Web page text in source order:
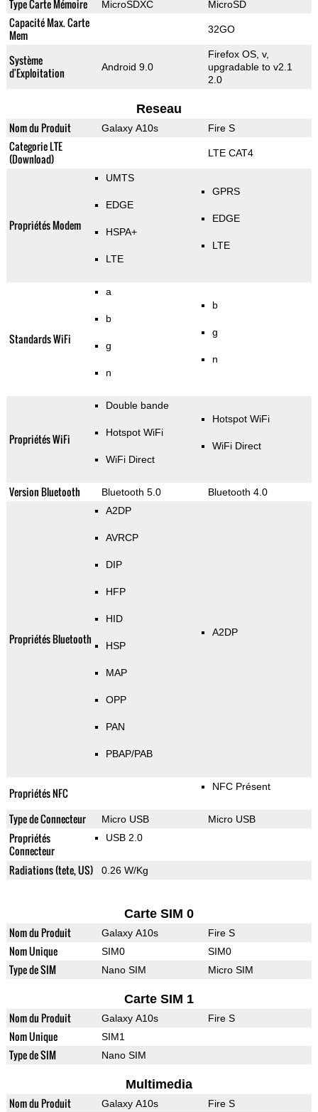
Type Carte Mémoire MicroSDXC MicroSD
Capacité Max. Carte
Mem
32GO
Système
d'Exploitation
Android 9.0
Firefox OS, v,
upgradable to v2.1
2.0
Reseau
Nom du Produit Galaxy A10s Fire S
Categorie LTE
(Download)
LTE CAT4
Propriétés Modem
UMTS
EDGE
HSPA+
LTE
GPRS
EDGE
LTE
Standards WiFi
a
b
g
n
b
g
n
Propriétés WiFi
Double bande
Hotspot WiFi
WiFi Direct
Hotspot WiFi
WiFi Direct
Version Bluetooth Bluetooth 5.0 Bluetooth 4.0
Propriétés Bluetooth
A2DP
AVRCP
DIP
HFP
HID
HSP
MAP
OPP
PAN
PBAP/PAB
A2DP
Propriétés NFC NFC Présent
Type de Connecteur Micro USB Micro USB
Propriétés
Connecteur
USB 2.0
Radiations (tete, US) 0.26 W/Kg
Carte SIM 0
Nom du Produit Galaxy A10s Fire S
Nom Unique SIM0 SIM0
Type de SIM Nano SIM Micro SIM
Carte SIM 1
Nom du Produit Galaxy A10s Fire S
Nom Unique SIM1
Type de SIM Nano SIM
Multimedia
Nom du Produit Galaxy A10s Fire S